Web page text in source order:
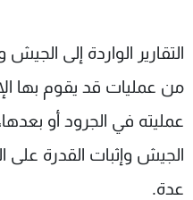
التقارير الواردة إلى الجيش
من عمليات قد يقوم بها
عمليته في الجرود أو
الجيش وإثبات القدرة على
عدة.